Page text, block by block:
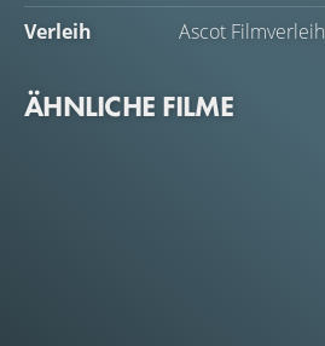
Verleih
Ascot Filmverleih
ÄHNLICHE FILME